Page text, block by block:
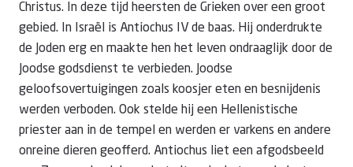
Christus. In deze tijd heersten de Grieken over een groot
gebied. In Israël is Antiochus IV de baas. Hij onderdrukte
de Joden erg en maakte hen het leven ondraaglijk door de
Joodse godsdienst te verbieden. Joodse
geloofsovertuigingen zoals koosjer eten en besnijdenis
werden verboden. Ook stelde hij een Hellenistische
priester aan in de tempel en werden er varkens en andere
onreine dieren geofferd. Antiochus liet een afgodsbeeld